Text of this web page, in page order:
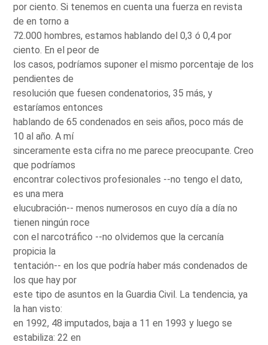
por ciento. Si tenemos en cuenta una fuerza en revista
de en torno a
72.000 hombres, estamos hablando del 0,3 ó 0,4 por
ciento. En el peor de
los casos, podríamos suponer el mismo porcentaje de los
pendientes de
resolución que fuesen condenatorios, 35 más, y
estaríamos entonces
hablando de 65 condenados en seis años, poco más de
10 al año. A mí
sinceramente esta cifra no me parece preocupante. Creo
que podríamos
encontrar colectivos profesionales --no tengo el dato,
es una mera
elucubración-- menos numerosos en cuyo día a día no
tienen ningún roce
con el narcotráfico --no olvidemos que la cercanía
propicia la
tentación-- en los que podría haber más condenados de
los que hay por
este tipo de asuntos en la Guardia Civil. La tendencia, ya
la han visto:
en 1992, 48 imputados, baja a 11 en 1993 y luego se
estabiliza: 22 en